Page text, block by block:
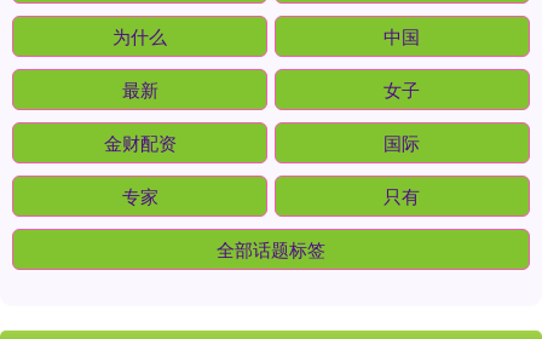
为什么 中国
最新 女子
金财配资 国际
专家 只有
全部话题标签